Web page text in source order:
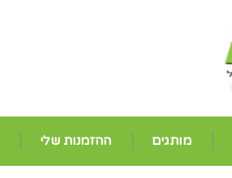
מותגים ההזמנות שלי